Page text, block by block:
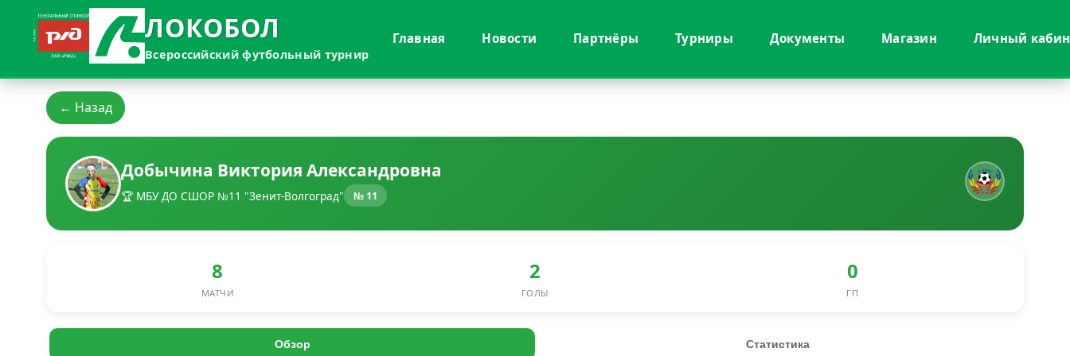
ЛОКОБОЛ
Всероссийский футбольный турнир
Главная Новости Партнёры Турниры Документы Магазин Личный
← Назад
Добычина Виктория Александровна
🏆 МБУ ДО СШОР №11 "Зенит-Волгоград" № 11
8
МАТЧИ
2
ГОЛЫ
0
ГП
Обзор Статистика